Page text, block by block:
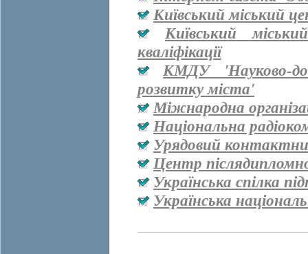
Київський міський
Київський
кваліфікації
КМДУ 'Науково-
розвитку міста'
Міжнародна
Національна
Урядовий
Центр
Українська спілка
Українська